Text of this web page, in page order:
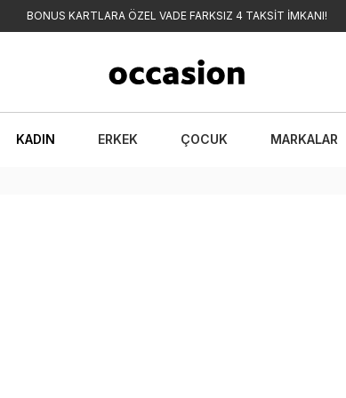
BONUS KARTLARA ÖZEL VADE FARKSIZ 4 TAKSİT İMKANI!
KADIN ERKEK ÇOCUK MARKALAR